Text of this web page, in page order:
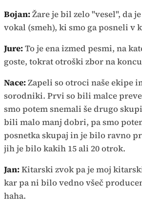
Bojan:Žare je bil zelo "vesel", da
vokal (smeh), ki smo ga posneli v
Jure:To je ena izmed pesmi, na
goste, tokrat otroški zbor na
Nace:Zapeli so otroci naše ekipe
sorodniki. Prvi so bili malce
smo potem snemali še drugo
bili malo manj dobri, pa smo
posnetka skupaj in je bilo ravno
jih je bilo kakih 15 ali 20 otrok.
Jan:Kitarski zvok pa je moj
kar pa ni bilo vedno všeč
haha.